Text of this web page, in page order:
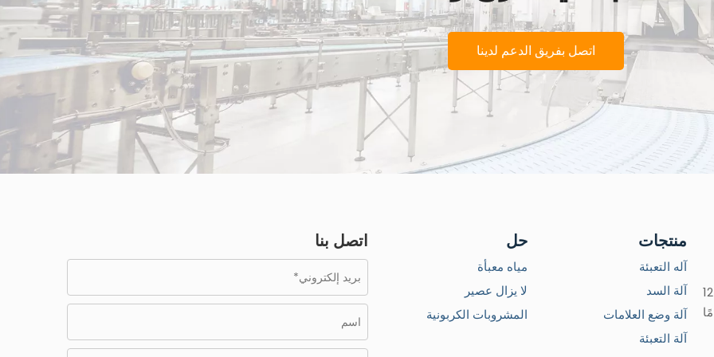
اتصل بفريق الدعم لدينا
الشركة المصنعة لآلات تعبئة السوائل المبتكرة لأكثر من 12
منتجات
آله التعبئة
آلة السد
آلة وضع العلامات
آلة التعبئة
حل
مياه معبأة
لا يزال عصير
المشروبات الكربونية
اتصل بنا